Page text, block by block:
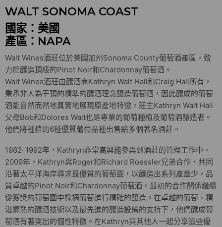
WALT SONOMA COAST
國家：美國
產區：NAPA
Walt Wines酒莊位於美國加州Sonoma County葡萄酒產區，致
力於釀造頂級的Pinot Noir和Chardonnay葡萄酒。
Walt Wines酒莊由釀酒商Kathryn Walt Hall和Craig Hall所有，
秉承非人為干預的精準的釀酒理念釀造葡萄酒，因此釀成的葡萄
酒能自然而然地真實地展現原產地特徵。莊主Kathryn Walt Hall
父母Bob和Dolores Walt也是專業的葡萄種植及葡萄酒釀造者。
他們將種植的6種優質葡萄品種出售給多個著名酒莊。
1982-1992年，Kathryn非常高興能參與到酒莊的管理工作中。
2009年，Kathryn與Roger和Richard Roessler兄弟合作，共同
沿著太平洋海岸尋求最優質的葡萄園，以釀造出系列產量少，品
質卓越的Pinot Noir和Chardonnay葡萄酒。最初的合作關係繼續
從獲獎的葡萄園中採摘葡萄進行精確的釀造。在卓越的葡萄、精
湛嫻熟的釀酒技術以及最先進的釀造設備的支持下，他們釀成葡
萄酒有著突出的個性特徵。在Kathryn與其他人一起分享這些優